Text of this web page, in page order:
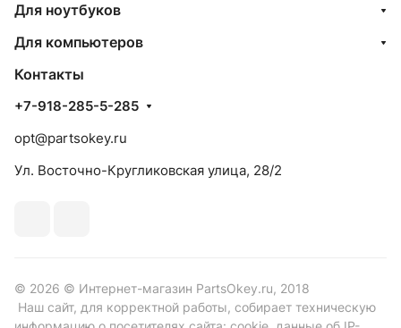
Для ноутбуков
Для компьютеров
Контакты
+7-918-285-5-285
opt@partsokey.ru
Ул. Восточно-Кругликовская улица, 28/2
© 2026 © Интернет-магазин PartsOkey.ru, 2018
Наш сайт, для корректной работы, собирает техническую